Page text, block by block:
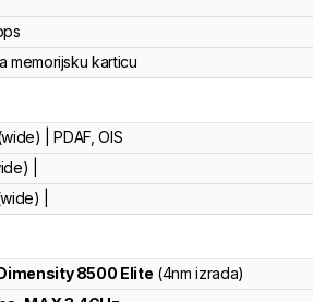
memorijsku karticu
| PDAF, OIS
|
|
8500 Elite (4nm izrada)